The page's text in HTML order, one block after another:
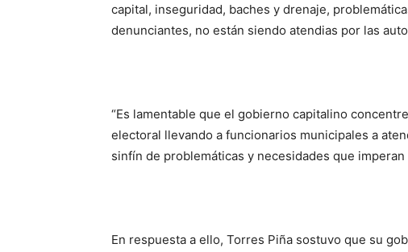
capital, inseguridad, baches y drenaje,
denunciantes, no están siendo atendias por las
“Es lamentable que el gobierno capitalino
electoral llevando a funcionarios municipales a
sinfín de problemáticas y necesidades que imperan
En respuesta a ello, Torres Piña sostuvo que su